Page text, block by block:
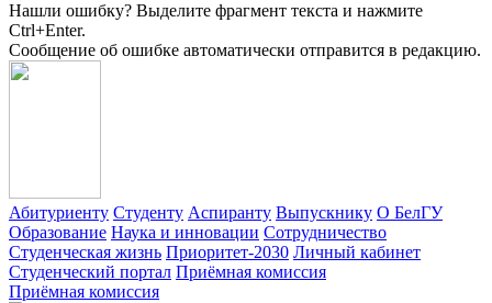
Нашли ошибку? Выделите фрагмент текста и нажмите
Ctrl+Enter.
Сообщение об ошибке автоматически отправится в редакцию.
Абитуриенту Студенту Аспиранту Выпускнику О БелГУ
Образование Наука и инновации Сотрудничество
Студенческая жизнь Приоритет-2030 Личный кабинет
Студенческий портал Приёмная комиссия
Приёмная комиссия